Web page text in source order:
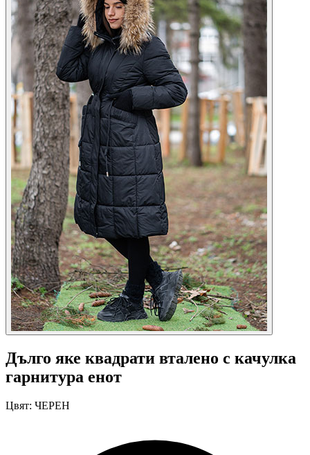
Дълго яке квадрати вталено с качулка
гарнитура енот
Цвят: ЧЕРЕН